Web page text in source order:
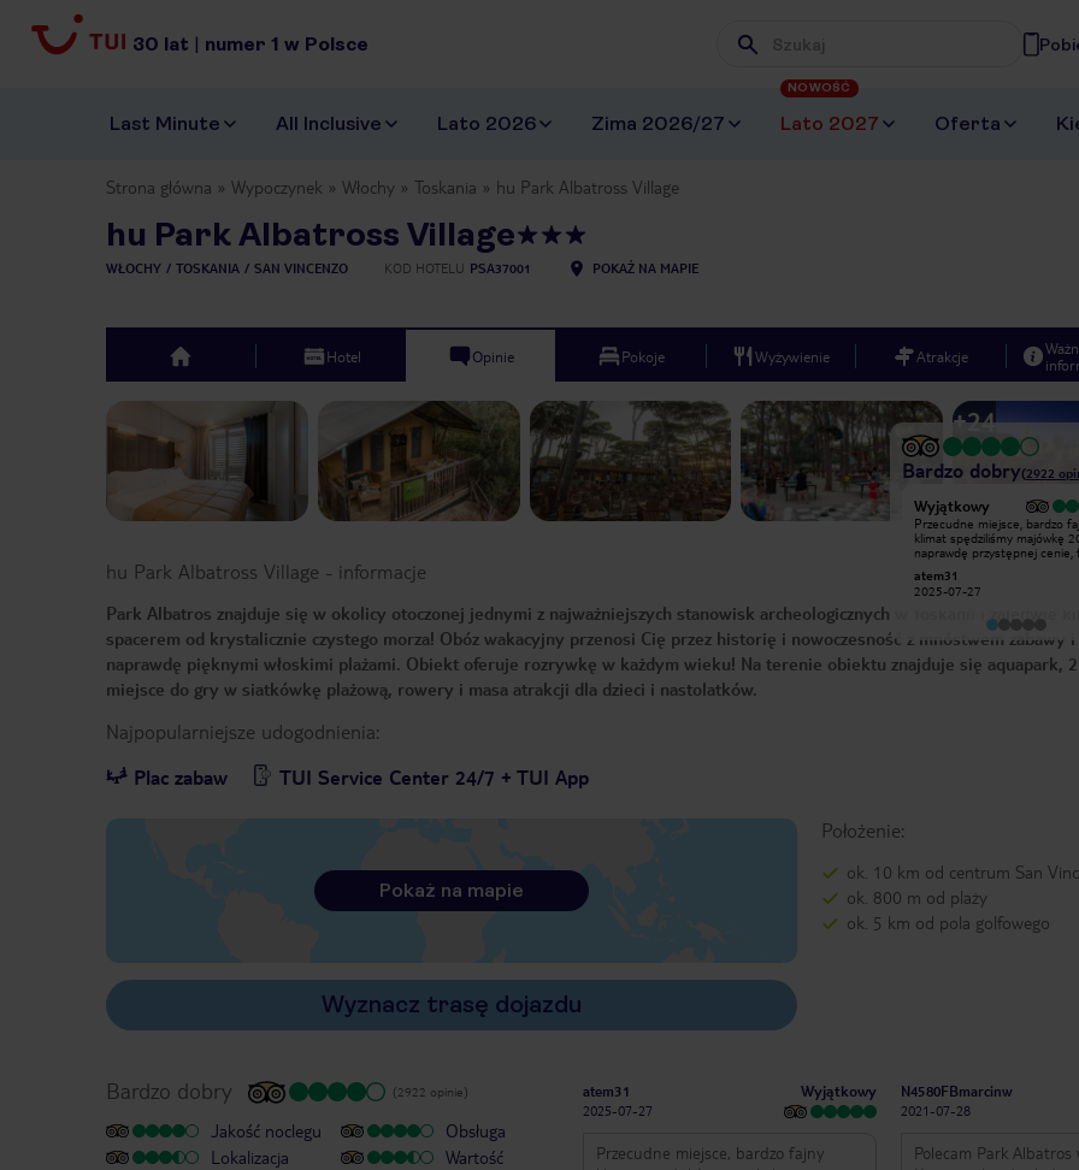
30 lat | numer 1 w Polsce Wpisz frazę, której szukasz
Last Minute All Inclusive Lato 2026 Zima 2026/27 Lato 2027
NOWOŚĆ
Oferta
Strona główna Wypoczynek Włochy Toskania hu Park Albatross Village
hu Park Albatross Village
WŁOCHY TOSKANIA SAN VINCENZO KOD HOTELU PSA37001 POKAŻ NA MAPIE
top Hotel Opinie Pokoje Wyżywienie Atrakcje
Previous slide +24
Bardzo dobry(2922
Wyjątkowy
Wróciliśmy zadowoleni. Plaża dla
Plaże trochę daleko na wędrówki z
dzieckiem w upale, ale wykonalne.
Można wypożyczyć rower lub inny
'pojazd'.
Wyjątkowy
Przecudne miejsce, bardzo
klimat spędziliśmy majówkę
naprawdę przystępnej cenie,
basenów, co zasługuje na mega
wyróżnienie bardzo czyste i
prysznice) póki co nigdy i nigdzie nie
spotkałem takiej dbałości o
atem31
2025-07-27
hu Park Albatross Village - informacje
Park Albatros znajduje się w okolicy otoczonej jednymi z najważniejszych stanowisk archeologicznych w Toskanii i zaledwie
spacerem od krystalicznie czystego morza! Obóz wakacyjny przenosi Cię przez historię i nowoczesność z mnóstwem zabawy i
naprawdę pięknymi włoskimi plażami. Obiekt oferuje rozrywkę w każdym wieku! Na terenie obiektu znajduje się aquapark,
miejsce do gry w siatkówkę plażową, rowery i masa atrakcji dla dzieci i nastolatków.
Najpopularniejsze udogodnienia:
Plac zabaw
TUI Service Center 24/7 + TUI App
Położenie:
ok. 10 km od centrum San
ok. 800 m od plaży
ok. 5 km od pola golfowego
Pokaż na mapie
Wyznacz trasę dojazdu
Bardzo dobry (2922 opinie)
Jakość noclegu
Lokalizacja
Obsługa
Wartość
atem31
2025-07-27
Wyjątkowy
Przecudne miejsce, bardzo fajny
N4580FBmarcinw
2021-07-28
Polecam Park Albatros